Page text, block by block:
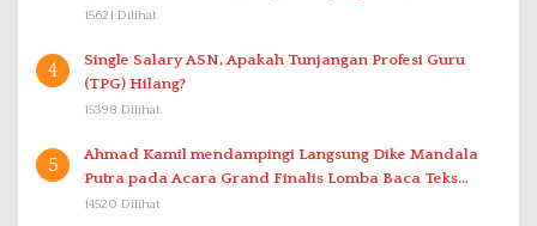
15621 Dilihat
4
Single Salary ASN, Apakah Tunjangan Profesi Guru
(TPG) Hilang?
15398 Dilihat
5
Ahmad Kamil mendampingi Langsung Dike Mandala
Putra pada Acara Grand Finalis Lomba Baca Teks
Proklamasi Mirip Bung Karno di Bali
14520 Dilihat